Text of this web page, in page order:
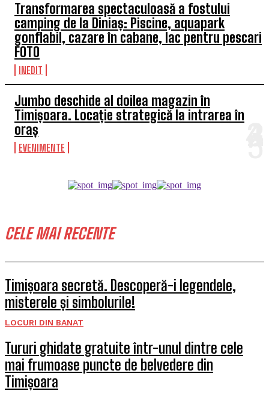
Transformarea spectaculoasă a fostului
camping de la Diniaș: Piscine, aquapark
gonflabil, cazare în cabane, lac pentru pescari
FOTO
INEDIT
Jumbo deschide al doilea magazin în
Timișoara. Locație strategică la intrarea în
oraș
EVENIMENTE
CELE MAI RECENTE
Timișoara secretă. Descoperă-i legendele,
misterele și simbolurile!
LOCURI DIN BANAT
Tururi ghidate gratuite într-unul dintre cele
mai frumoase puncte de belvedere din
Timișoara